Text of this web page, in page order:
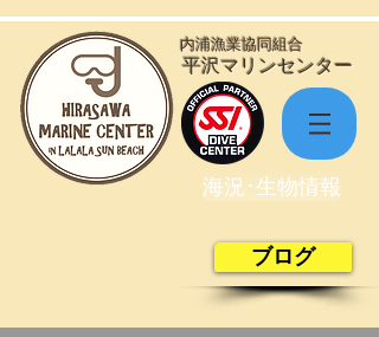
​平沢マリンセンター
​内浦漁業協同組合
海況･生物情報
ブログ